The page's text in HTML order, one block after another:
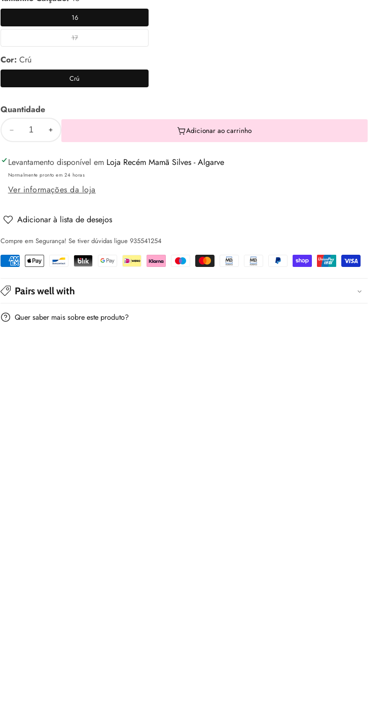
16
16
17
Cor: Crú
Crú
Crú
Quantidade
Diminuir
quantidade
de
Sapatos
Crú-
quantidade
de
Sapatos
Crú-
Adicionar ao carrinho
Levantamento disponível em Loja Recém Mamã Silves - Algarve
Normalmente pronto em 24 horas
Ver informações da loja
Adicionar à lista de desejos
Compre em Segurança! Se tiver dúvidas ligue 935541254
Pairs well with
Quer saber mais sobre este produto?